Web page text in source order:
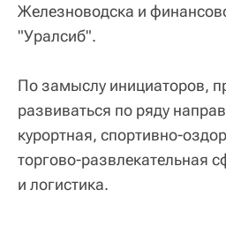
Железноводска и
"Уралсиб".
По замыслу инициаторов,
развиваться по ряду
курортная, спортивно-
торгово-развлекательная
и логистика.